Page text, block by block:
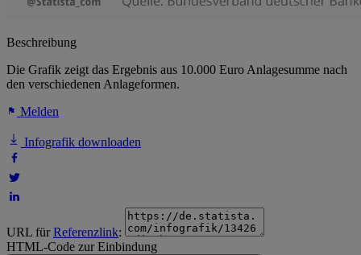
Beschreibung
Die Grafik zeigt das Ergebnis aus 10.000 Euro Anlagesumme nach
den verschiedenen Anlageformen.
Melden
Infografik downloaden
URL fürReferenzlink:
HTML-Code zur Einbindung